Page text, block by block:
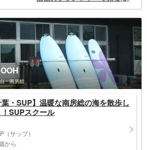
・南房総
葉・SUP】温暖な南房総の海を散歩し
！SUPスクール
（サップ）
から